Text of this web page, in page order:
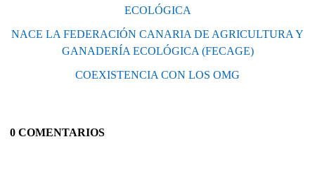
ECOLÓGICA
NACE LA FEDERACIÓN CANARIA DE AGRICULTURA Y
GANADERÍA ECOLÓGICA (FECAGE)
COEXISTENCIA CON LOS OMG
0 COMENTARIOS